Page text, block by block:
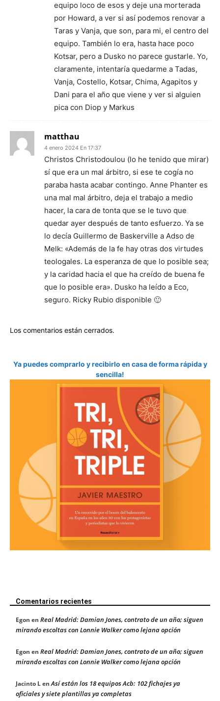
equipo loco de esos y deje una morterada
por Howard, a ver si así podemos renovar a
Taras y Vanja, que son, para mi, el centro del
equipo. También lo era, hasta hace poco
Kotsar, pero a Dusko no parece gustarle. Yo,
claramente, intentaría quedarme a Tadas,
Vanja, Costello, Kotsar, Chima, Agapitos y
Dani para el año que viene y ver si alguien
pica con Diop y Markus
matthau
4 enero 2024 En 17:37
Christos Christodoulou (lo he tenido que mirar)
sí que era un mal árbitro, si ese te cogía no
paraba hasta acabar contingo. Anne Phanter es
una mal mal árbitro, deja el trabajo a medio
hacer, la cara de tonta que se le tuvo que
quedar ayer después de tanto esfuerzo. Ya se
lo decía Guillermo de Baskerville a Adso de
Melk: «Además de la fe hay otras dos virtudes
teologales. La esperanza de que lo posible sea;
y la caridad hacia el que ha creído de buena fe
que lo posible era». Dusko ha leído a Eco,
seguro. Ricky Rubio disponible 🙂
Los comentarios están cerrados.
Ya puedes comprarlo y recibirlo en casa de forma rápida y
sencilla!
Comentarios recientes
Egon en Real Madrid: Damian Jones, contrato de un año; siguen
mirando escoltas con Lonnie Walker como lejana opción
Egon en Real Madrid: Damian Jones, contrato de un año; siguen
mirando escoltas con Lonnie Walker como lejana opción
Jacinto LenAsí están los 18 equipos Acb: 102 fichajes ya
oficiales y siete plantillas ya completas